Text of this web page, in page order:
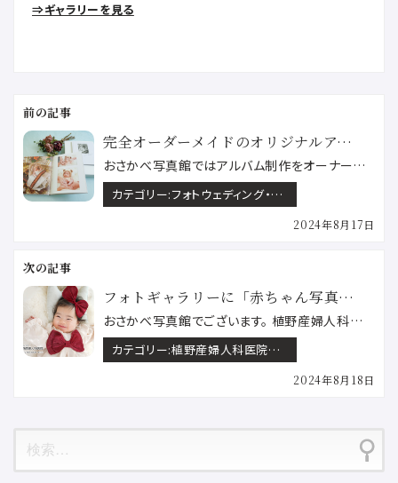
⇒ギャラリーを見る
完全オーダーメイドのオリジナルアルバムを作成しませんか
おさかべ写真館ではアルバム制作をオーナーフォトグラファーが撮影から編集までオーダーメイドにて制作しま…
カテゴリー:フォトウェディング・神前挙式 マタニティ・ニューボーン 入園入学・卒園卒業 卒業袴 家族写真 成人式 百日祝い・初節句・バースデー
2024年8月17日
フォトギャラリーに「赤ちゃん写真」掲載中♪
おさかべ写真館でございます。 植野産婦人科医院のギャラリーページで、特典撮影の「赤ちゃん写真」を多数…
カテゴリー:植野産婦人科医院の新生児撮影
2024年8月18日